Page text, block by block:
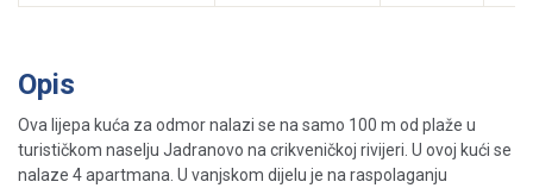
Opis
Ova lijepa kuća za odmor nalazi se na samo 100 m od plaže u
turističkom naselju Jadranovo na crikveničkoj rivijeri. U ovoj kući se
nalaze 4 apartmana. U vanjskom dijelu je na raspolaganju